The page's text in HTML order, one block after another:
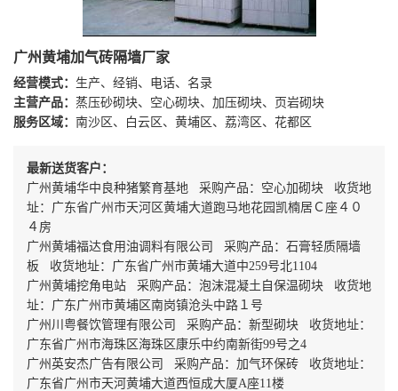
广州黄埔加气砖隔墙厂家
经营模式： 生产、经销、电话、名录
主营产品： 蒸压砂砌块、空心砌块、加压砌块、页岩砌块
服务区域： 南沙区、白云区、黄埔区、荔湾区、花都区
最新送货客户：
广州黄埔华中良种猪繁育基地 采购产品：空心加砌块 收货地
址：广东省广州市天河区黄埔大道跑马地花园凯楠居Ｃ座４０
４房
广州黄埔福达食用油调料有限公司 采购产品：石膏轻质隔墙
板 收货地址：广东省广州市黄埔大道中259号北1104
广州黄埔挖角电站 采购产品：泡沫混凝土自保温砌块 收货地
址：广东广州市黄埔区南岗镇沧头中路１号
广州川粤餐饮管理有限公司 采购产品：新型砌块 收货地址：
广东省广州市海珠区海珠区康乐中约南新街99号之4
广州英安杰广告有限公司 采购产品：加气环保砖 收货地址：
广东省广州市天河黄埔大道西恒成大厦A座11楼